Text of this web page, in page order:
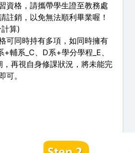
資格，請攜帶學生證至教務處
註銷，以免無法順利畢業喔！
算)
可同時持有多項，如同時擁有
+輔系_C、D系+學分學程_E、
，再視自身修課狀況，將未能完
可。